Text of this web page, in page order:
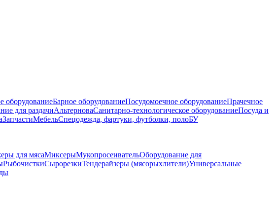
оборудованиеБарное оборудованиеПосудомоечное оборудованиеПрачечное
для раздачиАльтерноваСанитарно-технологическое оборудованиеПосуда и
ЗапчастиМебельСпецодежда, фартуки, футболки, полоБУ
для мясаМиксерыМукопросеивательОборудование для
РыбочисткиСырорезкиТендерайзеры (мясорыхлители)Универсальные